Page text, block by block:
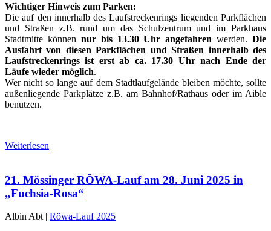
Wichtiger Hinweis zum Parken:
Die auf den innerhalb des Laufstreckenrings liegenden Parkflächen
und Straßen z.B. rund um das Schulzentrum und im Parkhaus
Stadtmitte können nur bis 13.30 Uhr angefahren werden. Die
Ausfahrt von diesen Parkflächen und Straßen innerhalb des
Laufstreckenrings ist erst ab ca. 17.30 Uhr nach Ende der
Läufe wieder möglich.
Wer nicht so lange auf dem Stadtlaufgelände bleiben möchte, sollte
außenliegende Parkplätze z.B. am Bahnhof/Rathaus oder im Aible
benutzen.
Weiterlesen
21. Mössinger RÖWA-Lauf am 28. Juni 2025 in
„Fuchsia-Rosa“
Albin Abt | Röwa-Lauf 2025